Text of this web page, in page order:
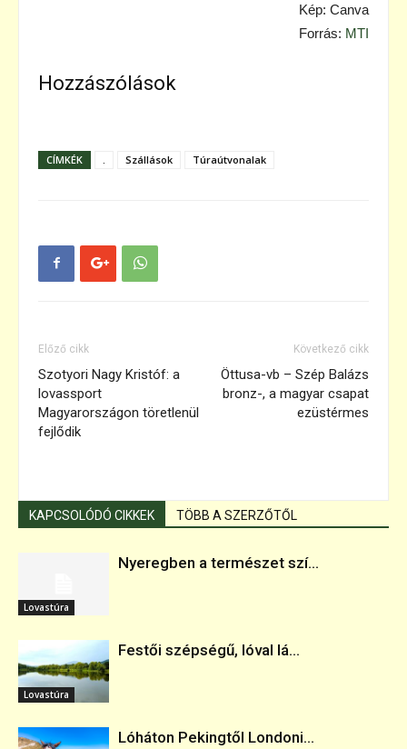
Kép: Canva
Forrás: MTI
Hozzászólások
CÍMKÉK Szállások Túraútvonalak
Előző cikk
Szotyori Nagy Kristóf: a
lovassport
Magyarországon töretlenül
fejlődik
Következő cikk
Öttusa-vb – Szép Balázs
bronz-, a magyar csapat
ezüstérmes
KAPCSOLÓDÓ CIKKEK TÖBB A SZERZŐTŐL
Lovastúra
Nyeregben a természet szí...
Lovastúra
Festői szépségű, lóval lá...
Lóháton Pekingtől Londoni...